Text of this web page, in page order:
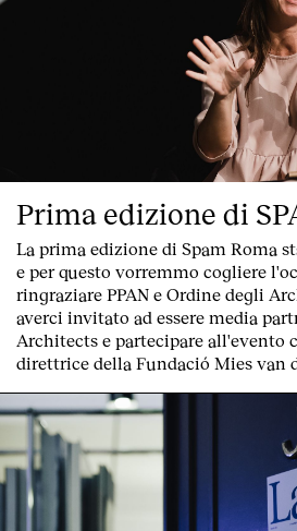
Servizi
Prima edizione di
La prima edizione di Spam Roma
e per questo vorremmo cogliere
ringraziare PPAN e Ordine degli
averci invitato ad essere media
Architects e partecipare all'evento
direttrice della Fundació Mies van